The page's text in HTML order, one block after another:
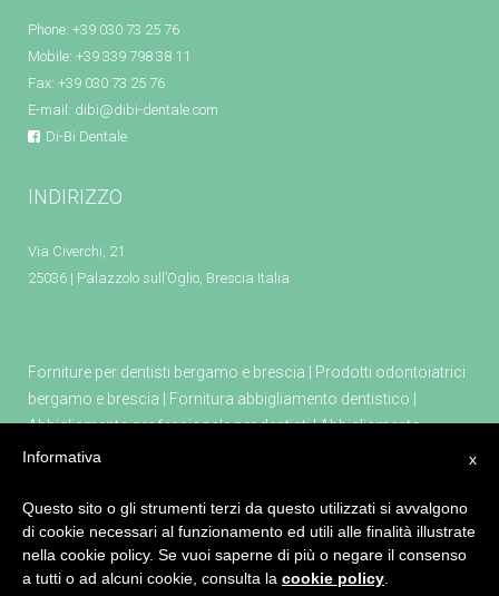
Phone: +39 030 73 25 76
Mobile: +39 339 798 38 11
Fax: +39 030 73 25 76
E-mail: dibi@dibi-dentale.com
Di-Bi Dentale
INDIRIZZO
Via Civerchi, 21
25036 | Palazzolo sull’Oglio, Brescia Italia
Forniture per dentisti bergamo e brescia
Prodotti odontoiatrici
bergamo e brescia
Fornitura abbigliamento dentistico
Abbigliamento professionale per dentisti|Abbigliamento
professionale farmacia
dentisti |Poltrona odontoiatrica kiri|Apparecchio per
sedazione cosciente masterflux|Defibrillatore primo soccorso
x
Informativa
Questo sito o gli strumenti terzi da questo utilizzati si avvalgono
di cookie necessari al funzionamento ed utili alle finalità illustrate
nella cookie policy. Se vuoi saperne di più o negare il consenso
a tutti o ad alcuni cookie, consulta la cookie policy